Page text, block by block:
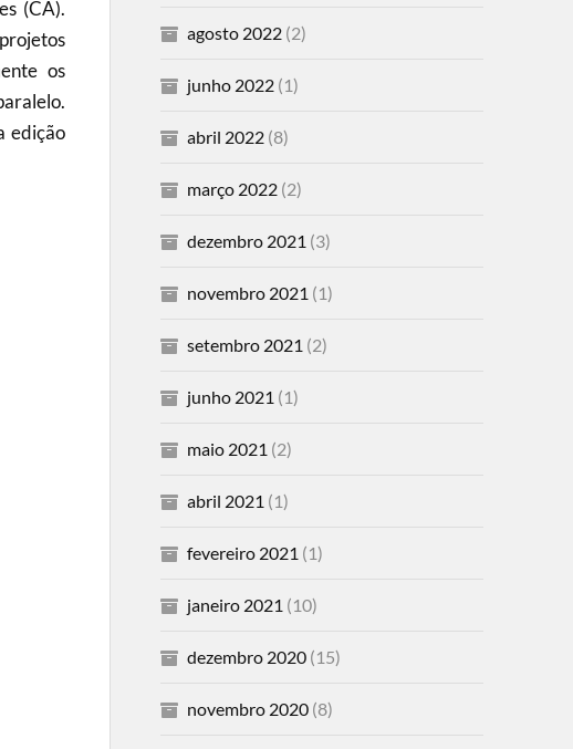
(CA).
os
edição
agosto 2022(2)
junho 2022(1)
abril 2022(8)
março 2022(2)
dezembro 2021 (3)
novembro 2021 (1)
setembro 2021 (2)
junho 2021 (1)
maio 2021 (2)
abril 2021 (1)
fevereiro 2021 (1)
janeiro 2021 (10)
dezembro 2020(15)
novembro 2020(8)